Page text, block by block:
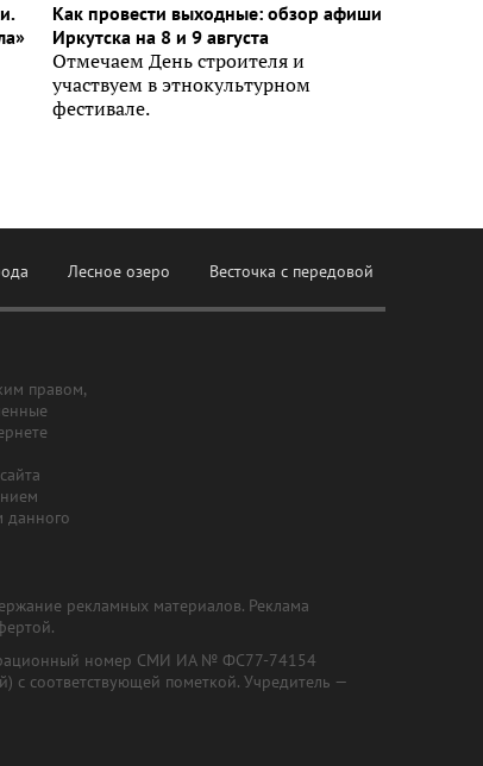
Как провести выходные: обзор афиши
Иркутска на 8 и 9 августа
Отмечаем День строителя и
участвуем в этнокультурном
фестивале.
Лесное озеро Весточка с передовой
правом,
данного
рекламных материалов. Реклама
номер СМИ ИА № ФС77-74154
соответствующей пометкой. Учредитель —